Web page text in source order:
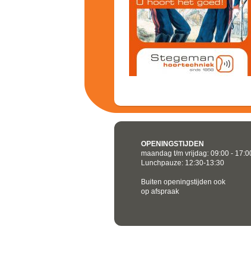
OPENINGSTIJDEN
maandag t/m vrijdag: 09:00 -
Lunchpauze: 12:30-13:30
Buiten openingstijden ook
op afspraak